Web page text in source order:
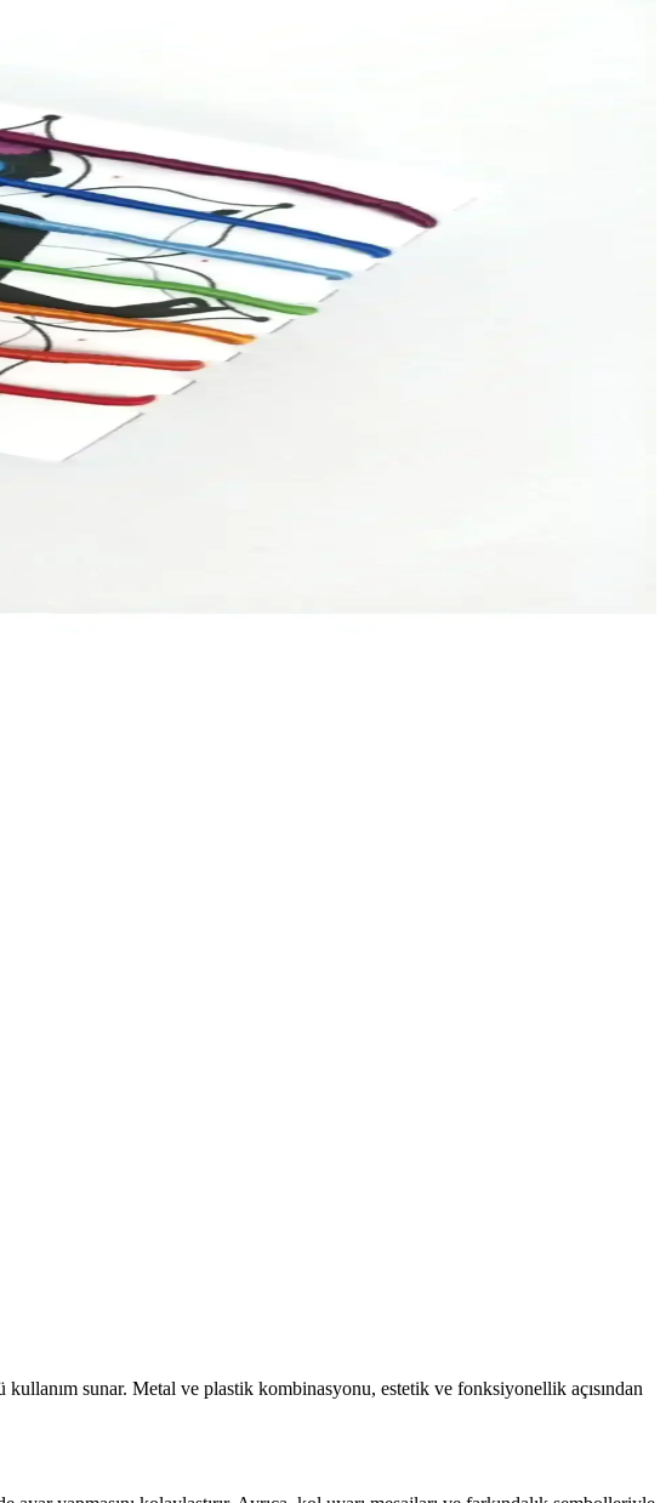
ve yetişkinler için duyusal gelişimi destekler.
kişisel tarzınızı koruma altına alır.
günlük kullanıma uygundur.
deneyiminizi geliştirin.
ile ruhsal gücünüzü yükseltebilirsiniz.
sunar. Metal ve plastik kombinasyonu, estetik ve fonksiyonellik açısından